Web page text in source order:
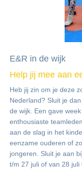
E&R in de wijk
Help jij mee aan
Heb jij zin om je deze
Nederland? Sluit je
de wijk. Een gave
enthousiaste
aan de slag in het
eenzame ouderen of
jongeren. Sluit je aan
t/m 27 juli of van 28